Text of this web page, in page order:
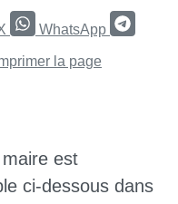
WhatsApp
la page
maire est
ci-dessous dans